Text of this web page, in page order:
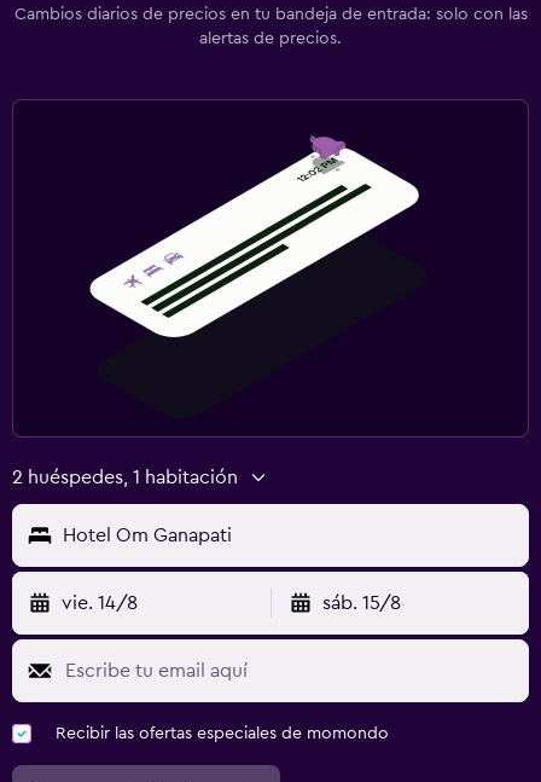
Cambios diarios de precios en tu bandeja de entrada: solo con las
alertas de precios.
2 huéspedes, 1 habitación
Hotel Om Ganapati
vie. 14/8 sáb. 15/8
Recibir las ofertas especiales de momondo